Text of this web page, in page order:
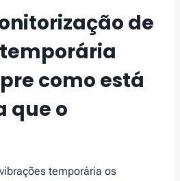
de
como está
que o
temporária os